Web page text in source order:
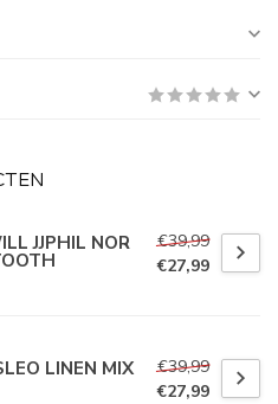
JJPHIL NOR
€39,99
€27,99
LINEN MIX
€39,99
€27,99